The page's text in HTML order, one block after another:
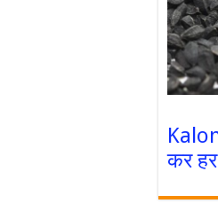
कर हर